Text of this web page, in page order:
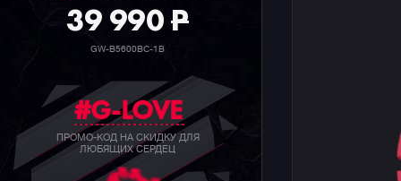
39 990P
GW-B5600BC-1B
#G-LOVE
ПРОМО-КОД НА СКИДКУ ДЛЯ
ЛЮБЯЩИХ СЕРДЕЦ